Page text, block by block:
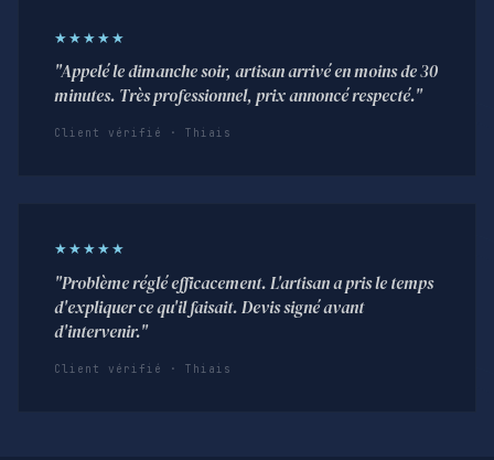
★★★★★
"Appelé le dimanche soir, artisan arrivé en moins de 30
minutes. Très professionnel, prix annoncé respecté."
Client vérifié · Thiais
★★★★★
"Problème réglé efficacement. L'artisan a pris le temps
d'expliquer ce qu'il faisait. Devis signé avant
d'intervenir."
Client vérifié · Thiais